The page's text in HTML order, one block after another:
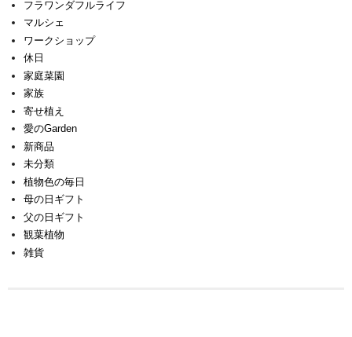
フラワンダフルライフ
マルシェ
ワークショップ
休日
家庭菜園
家族
寄せ植え
愛のGarden
新商品
未分類
植物色の毎日
母の日ギフト
父の日ギフト
観葉植物
雑貨